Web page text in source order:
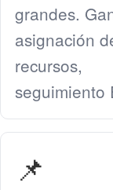
grandes.
asignación
recursos,
seguimiento
📌